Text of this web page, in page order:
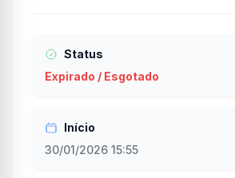
Status
Expirado / Esgotado
Início
30/01/2026 15:55